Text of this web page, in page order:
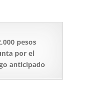
pesos
por el
anticipado